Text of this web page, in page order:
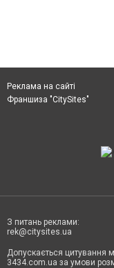
Реклама на сайті
Франшиза "CitySites"
З питань реклами:
rek@citysites.ua
Допускається цитування
3434.com.ua за умови